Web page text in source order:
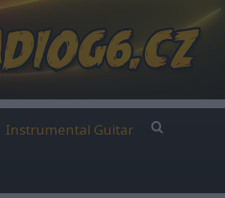
Instrumental Guitar